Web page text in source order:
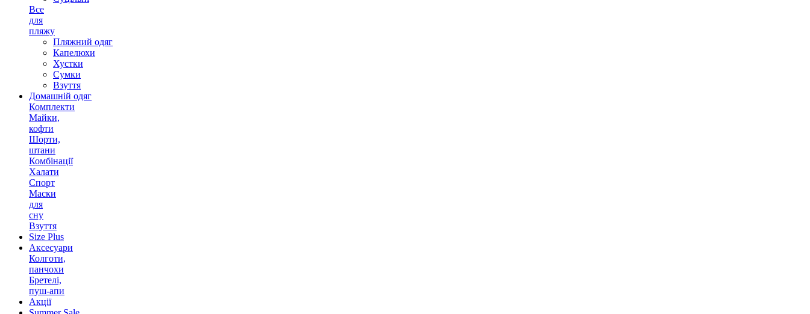
Все
для
пляжу
Пляжний одяг
Капелюхи
Хустки
Сумки
Взуття
Домашній одяг
Комплекти
Майки,
кофти
Шорти,
штани
Комбінації
Халати
Спорт
Маски
для
сну
Взуття
Size Plus
Аксесуари
Колготи,
панчохи
Бретелі,
пуш-апи
Акції